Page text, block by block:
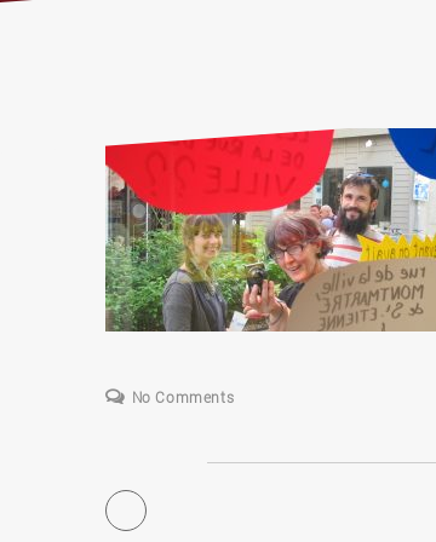
No Comments